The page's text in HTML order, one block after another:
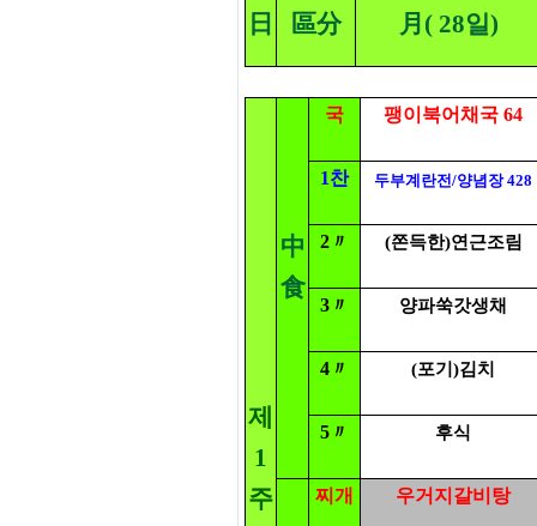
日 區分 月( 28일)
제
1
주
中
食
국 팽이북어채국 64
1찬 두부계란전/양념장 428
2〃 (쫀득한)연근조림
3〃 양파쑥갓생채
4〃 (포기)김치
5〃 후식
찌개 우거지갈비탕